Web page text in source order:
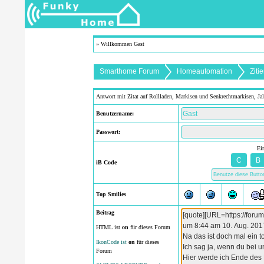
» Willkommen Gast
Smarthome Forum Homeautomation
Antwort mit Zitat auf Rollladen, Markisen und Senkrechtmarkisen,
Benutzername:
Passwort:
iB Code
Top Smilies
Beitrag
HTML iston für dieses Forum
IkonCode ist on für dieses
Forum